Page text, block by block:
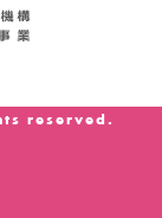
reserved.